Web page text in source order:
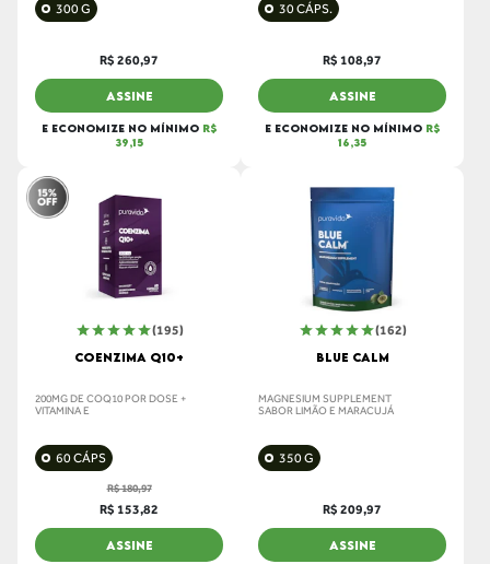
300 G
R$ 260,97
ASSINE
E ECONOMIZE NO MÍNIMO R$
39,15
30 CÁPS.
R$ 108,97
ASSINE
E ECONOMIZE NO MÍNIMO R$
16,35
(195)
COENZIMA Q10+
200MG DE COQ10 POR DOSE +
VITAMINA E
60 CÁPS
R$ 180,97
R$ 153,82
ASSINE
(162)
BLUE CALM
MAGNESIUM SUPPLEMENT
SABOR LIMÃO E MARACUJÁ
350 G
R$ 209,97
ASSINE